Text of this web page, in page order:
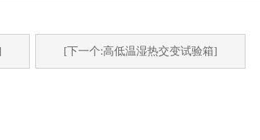
[下一个:高低温湿热交变试验箱]